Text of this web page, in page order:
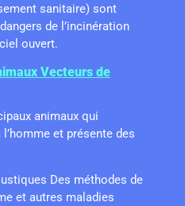
sanitaire) sont
de l’incinération
ouvert.
Vecteurs de
animaux qui
et présente des
Des méthodes de
et autres maladies